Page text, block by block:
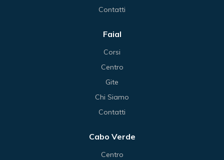
Contatti
Faial
Corsi
Centro
Gite
Chi Siamo
Contatti
Cabo Verde
Centro